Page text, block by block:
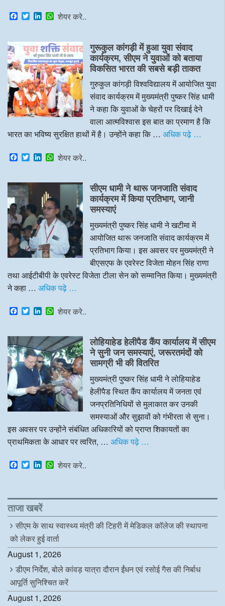
F
a
e
b
o
k
T
w
t
t
e
r
L
k
e
d
I
n
W
t
s
A
p
p
शेयर करे..
गुरूकुल कांगड़ी में हुआ युवा संवाद
कार्यक्रम, सीएम ने युवाओं को बताया
विकसित भारत की सबसे बड़ी ताकत
गुरुकुल कांगड़ी विश्वविद्यालय में आयोजित युवा
संवाद कार्यक्रम में मुख्यमंत्री पुष्कर सिंह धामी
ने कहा कि युवाओं के चेहरों पर दिखाई देने
वाला आत्मविश्वास इस बात का प्रमाण है कि
भारत का भविष्य सुरक्षित हाथों में है। उन्होंने कहा कि … अधिक पढ़े …
F
a
e
b
o
o
k
T
w
t
e
r
L
k
e
d
I
n
W
t
A
p
p
शेयर करे..
सीएम धामी ने थारू जनजाति संवाद
कार्यक्रम में किया प्रतिभाग, जानी
समस्याएं
मुख्यमंत्री पुष्कर सिंह धामी ने खटीमा में
आयोजित थारू जनजाति संवाद कार्यक्रम में
प्रतिभाग किया। इस अवसर पर मुख्यमंत्री ने
बीएसएफ के एवरेस्ट विजेता मोहन सिंह राणा
तथा आईटीबीपी के एवरेस्ट विजेता टीला सेन को सम्मानित किया। मुख्यमंत्री
ने कहा … अधिक पढ़े …
F
a
e
b
o
o
k
T
w
t
t
e
r
L
k
e
d
I
n
W
t
s
A
p
p
शेयर करे..
लोहियाहेड हेलीपैड कैंप कार्यालय में सीएम
ने सुनी जन समस्याएं, जरूरतमंदों को
सामग्री भी की वितरित
मुख्यमंत्री पुष्कर सिंह धामी ने लोहियाहेड
हेलीपैड स्थित कैंप कार्यालय में जनता एवं
जनप्रतिनिधियों से मुलाकात कर उनकी
समस्याओं और सुझावों को गंभीरता से सुना।
इस अवसर पर उन्होंने संबंधित अधिकारियों को प्राप्त शिकायतों का
प्राथमिकता के आधार पर त्वरित, … अधिक पढ़े …
F
a
b
o
o
k
T
w
t
e
r
L
e
d
I
n
W
s
p
शेयर करे..
ताजा खबरें
सीएम के साथ स्वास्थ्य मंत्री की टिहरी में मेडिकल कॉलेज की स्थापना
को लेकर हुई वार्ता
August 1, 2026
डीएम निर्देश, बोले कांवड़ यात्रा दौरान ईंधन एवं रसोई गैस की निर्बाध
आपूर्ति सुनिश्चित करें
August 1, 2026